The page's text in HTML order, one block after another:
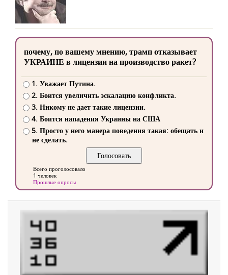
почему, по вашему мнению, трамп отказывает
УКРАИНЕ в лицензии на производство ракет?
1. Уважает Путина.
2. Боится увеличить эскалацию конфликта.
3. Никому не дает такие лицензии.
4. Боится нападения Украины на США
5. Просто у него манера поведения такая: обещать и
не сделать.
Всего проголосовало
1 человек
Прошлые опросы